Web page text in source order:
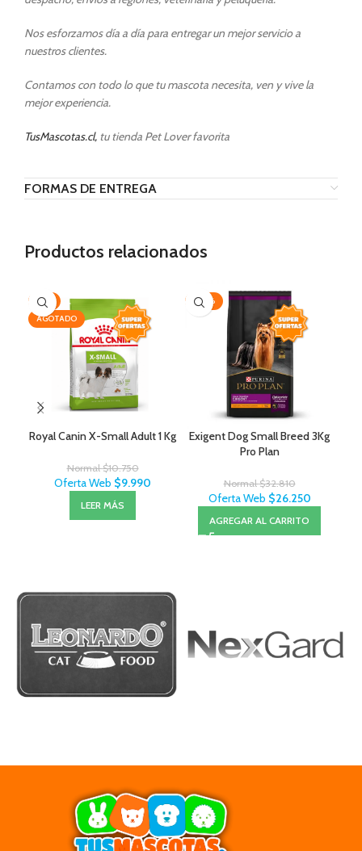
Nos esforzamos día a día para entregar un mejor servicio a
nuestros clientes.
Contamos con todo lo que tu mascota necesita, ven y vive la
mejor experiencia.
TusMascotas.cl, tu tienda Pet Lover favorita
FORMAS DE ENTREGA
Productos relacionados
-7%
AGOTADO
Royal Canin X-Small Adult 1 Kg
Normal$10.750
Oferta Web $9.990
LEER MÁS
-20%
Exigent Dog Small Breed 3Kg
Pro Plan
Normal$32.810
Oferta Web $26.250
AGREGAR AL CARRITO